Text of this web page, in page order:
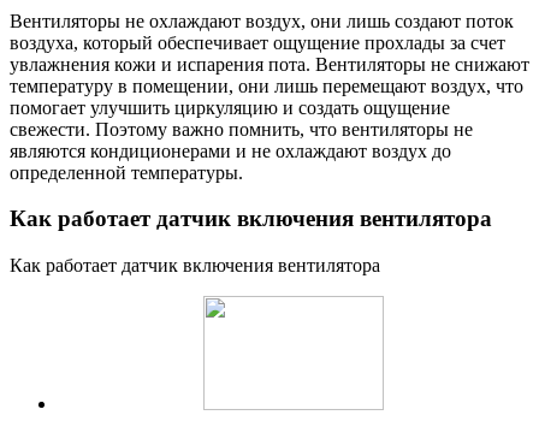
Вентиляторы не охлаждают воздух, они лишь создают поток
воздуха, который обеспечивает ощущение прохлады за счет
увлажнения кожи и испарения пота. Вентиляторы не снижают
температуру в помещении, они лишь перемещают воздух, что
помогает улучшить циркуляцию и создать ощущение
свежести. Поэтому важно помнить, что вентиляторы не
являются кондиционерами и не охлаждают воздух до
определенной температуры.
Как работает датчик включения вентилятора
Как работает датчик включения вентилятора